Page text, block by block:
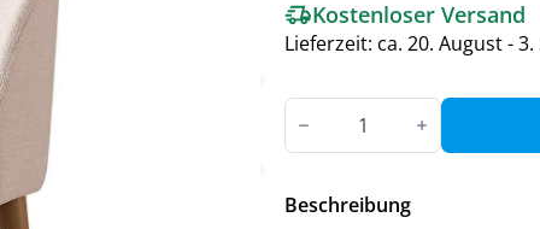
Kostenloser Versand
Lieferzeit: ca. 20. August -
Kupa
LOUIS
Polsterstuhl
Beschreibung